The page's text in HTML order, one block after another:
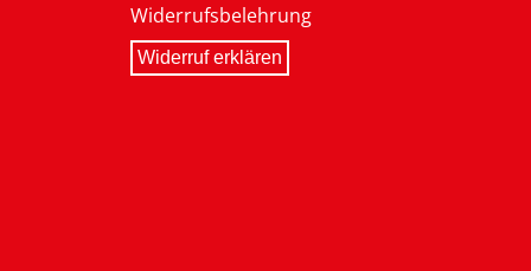
Widerrufsbelehrung
Widerruf erklären